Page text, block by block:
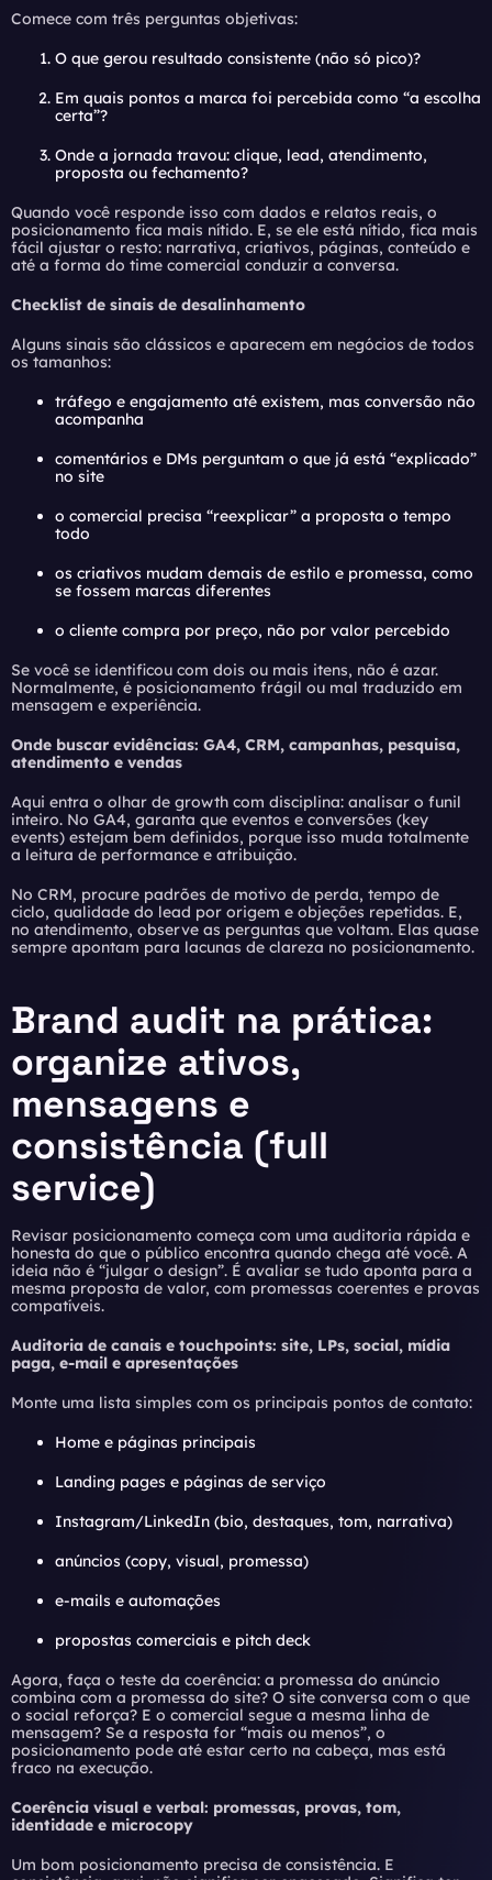
Comece com três perguntas objetivas:
O que gerou resultado consistente (não só pico)?
Em quais pontos a marca foi percebida como “a escolha
certa”?
Onde a jornada travou: clique, lead, atendimento,
proposta ou fechamento?
Quando você responde isso com dados e relatos reais, o
posicionamento fica mais nítido. E, se ele está nítido, fica mais
fácil ajustar o resto: narrativa, criativos, páginas, conteúdo e
até a forma do time comercial conduzir a conversa.
Checklist de sinais de desalinhamento
Alguns sinais são clássicos e aparecem em negócios de todos
os tamanhos:
tráfego e engajamento até existem, mas conversão não
acompanha
comentários e DMs perguntam o que já está “explicado”
no site
o comercial precisa “reexplicar” a proposta o tempo
todo
os criativos mudam demais de estilo e promessa, como
se fossem marcas diferentes
o cliente compra por preço, não por valor percebido
Se você se identificou com dois ou mais itens, não é azar.
Normalmente, é posicionamento frágil ou mal traduzido em
mensagem e experiência.
Onde buscar evidências: GA4, CRM, campanhas, pesquisa,
atendimento e vendas
Aqui entra o olhar de growth com disciplina: analisar o funil
inteiro. No GA4, garanta que eventos e conversões (key
events) estejam bem definidos, porque isso muda totalmente
a leitura de performance e atribuição.
No CRM, procure padrões de motivo de perda, tempo de
ciclo, qualidade do lead por origem e objeções repetidas. E,
no atendimento, observe as perguntas que voltam. Elas quase
sempre apontam para lacunas de clareza no posicionamento.
Brand audit na prática:
organize ativos,
mensagens e
consistência (full
service)
Revisar posicionamento começa com uma auditoria rápida e
honesta do que o público encontra quando chega até você. A
ideia não é “julgar o design”. É avaliar se tudo aponta para a
mesma proposta de valor, com promessas coerentes e provas
compatíveis.
Auditoria de canais e touchpoints: site, LPs, social, mídia
paga, e-mail e apresentações
Monte uma lista simples com os principais pontos de contato:
Home e páginas principais
Landing pages e páginas de serviço
Instagram/LinkedIn (bio, destaques, tom, narrativa)
anúncios (copy, visual, promessa)
e-mails e automações
propostas comerciais e pitch deck
Agora, faça o teste da coerência: a promessa do anúncio
combina com a promessa do site? O site conversa com o que
o social reforça? E o comercial segue a mesma linha de
mensagem? Se a resposta for “mais ou menos”, o
posicionamento pode até estar certo na cabeça, mas está
fraco na execução.
Coerência visual e verbal: promessas, provas, tom,
identidade e microcopy
Um bom posicionamento precisa de consistência. E